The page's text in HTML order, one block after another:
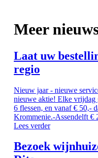
Meer
Laat uw
regio
Nieuw jaar - nieuwe
nieuwe aktie! Elke vrijdag
6 flessen, en vanaf € 50,-
Krommenie.-Assendelft €
Lees verder
Bezoek